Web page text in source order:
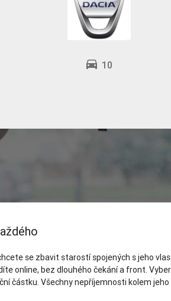
directions_car 10
se zbavit starostí spojených s jeho
online, bez dlouhého čekání a front.
částku. Všechny nepříjemnosti kolem